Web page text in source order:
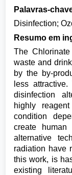
Palavras-
Disinfection;
Resumo em
The
waste and
by the by-
less
disinfection
highly
condition
create human
alternative
radiation have
this work, is
existing